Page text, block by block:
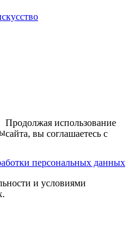
персональных данных
Продолжая использование
сайта, вы соглашаетесь с
и условиями